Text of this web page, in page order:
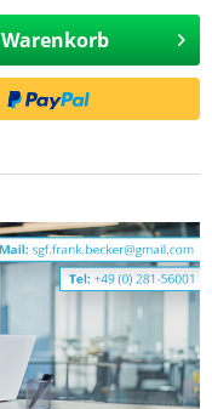
Warenkorb